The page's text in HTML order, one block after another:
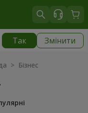
Так Змінити
> Бізнес